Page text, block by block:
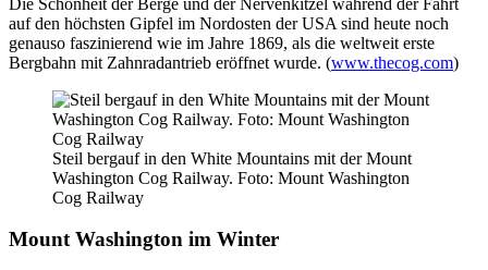
auf den höchsten Gipfel im Nordosten der USA sind heute noch
genauso faszinierend wie im Jahre 1869, als die weltweit erste
Bergbahn mit Zahnradantrieb eröffnet wurde. (www.thecog.com)
Steil bergauf in den White Mountains mit der Mount
Washington Cog Railway. Foto: Mount Washington
Cog Railway
Mount Washington im Winter